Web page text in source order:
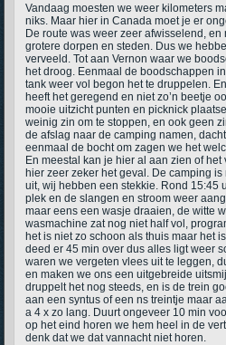
Vandaag moesten we weer kilometers
niks. Maar hier in Canada moet je er
De route was weer zeer afwisselend,
grotere dorpen en steden. Dus we
verveeld. Tot aan Vernon waar we
het droog. Eenmaal de boodschappen
tank weer vol begon het te druppelen.
heeft het geregend en niet zo’n beetje
mooie uitzicht punten en picknick
weinig zin om te stoppen, en ook geen
de afslag naar de camping namen,
eenmaal de bocht om zagen we het
En meestal kan je hier al aan zien of
hier zeer zeker het geval. De camping
uit, wij hebben een stekkie. Rond 15:45
plek en de slangen en stroom weer
maar eens een wasje draaien, de witte
wasmachine zat nog niet half vol,
het is niet zo schoon als thuis maar het
deed er 45 min over dus alles ligt weer
waren we vergeten vlees uit te leggen,
en maken we ons een uitgebreide
druppelt het nog steeds, en is de trein
aan een syntus of een ns treintje maar
a 4 x zo lang. Duurt ongeveer 10 min
op het eind horen we hem heel in de
denk dat we dat vannacht niet horen.